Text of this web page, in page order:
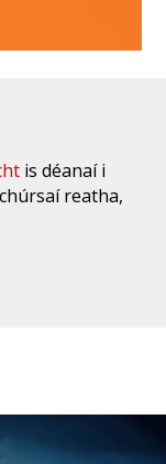
is déanaí i
reatha,